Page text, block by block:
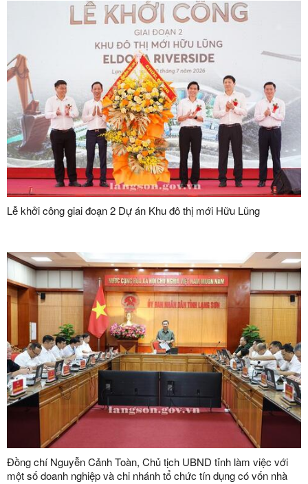
Lễ khởi công giai đoạn 2 Dự án Khu đô thị mới Hữu Lũng
Đồng chí Nguyễn Cảnh Toàn, Chủ tịch UBND tỉnh làm việc với
một số doanh nghiệp và chi nhánh tổ chức tín dụng có vốn nhà